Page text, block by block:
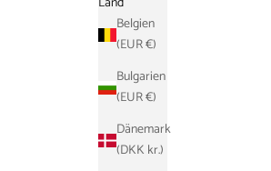
Belgien
(EUR €)
Bulgarien
(EUR €)
Dänemark
(DKK kr.)